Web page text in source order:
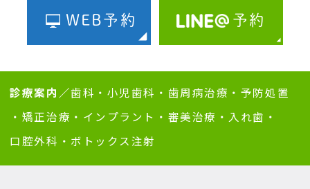
WEB予約 予約
診療案内／歯科 ・ 小児歯科 ・ 歯周病治療 ・ 予防処置
・ 矯正治療 ・ インプラント ・ 審美治療 ・ 入れ歯 ・
口腔外科 ・ ボトックス注射